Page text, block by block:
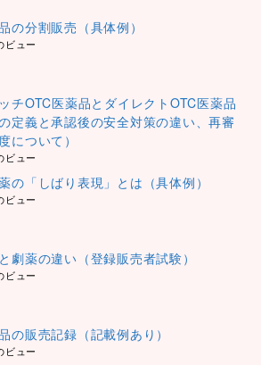
の分割販売（具体例）
ビュー
チOTC医薬品とダイレクトOTC医薬品
の定義と承認後の安全対策の違い、再審
について）
ビュー
の「しばり表現」とは（具体例）
ビュー
劇薬の違い（登録販売者試験）
ビュー
の販売記録（記載例あり）
ビュー